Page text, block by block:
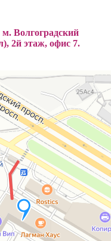
Волгоградский
2й этаж, офис 7.